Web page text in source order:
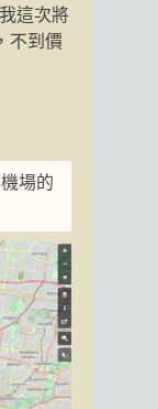
這次將
不到價
場的